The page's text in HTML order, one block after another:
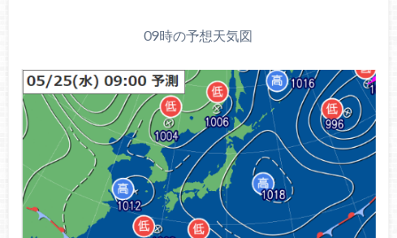
09時の予想天気図